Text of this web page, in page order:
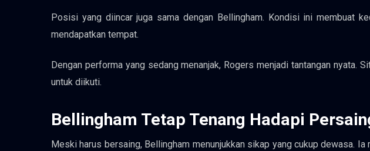
Posisi yang diincar juga sama dengan Bellingham. Kondisi ini membuat
mendapatkan tempat.
Dengan performa yang sedang menanjak, Rogers menjadi tantangan nyata.
untuk diikuti.
Bellingham Tetap Tenang Hadapi
Meski harus bersaing, Bellingham menunjukkan sikap yang cukup dewasa.